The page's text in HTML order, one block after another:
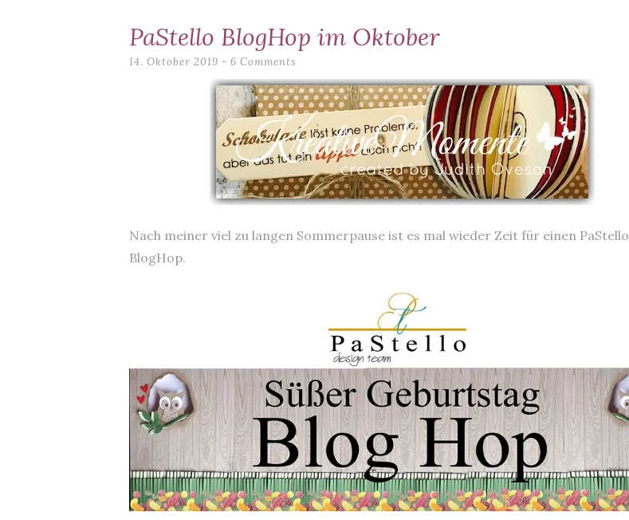
PaStello BlogHop im Oktober
14. Oktober 2019 6 Comments
Nach meiner viel zu langen Sommerpause ist es mal wieder Zeit für einen PaStello
BlogHop.